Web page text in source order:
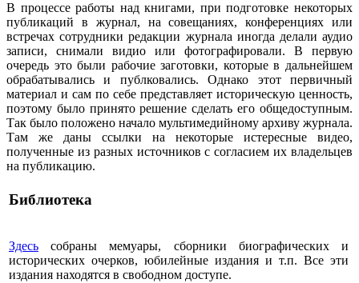
В процессе работы над книгами, при подготовке некоторых
публикаций в журнал, на совещаниях, конференциях или
встречах сотрудники редакции журнала иногда делали аудио
записи, снимали видио или фотографировали. В первую
очередь это были рабочие заготовки, которые в дальнейшем
обрабатывались и публковались. Однако этот первичный
материал и сам по себе представляет историческую ценность,
поэтому было принято решение сделать его общедоступным.
Так было положено начало мультимедийному архиву журнала.
Там же даны ссылки на некоторые истересные видео,
полученные из разных источников с согласием их владельцев
на публикацию.
Библиотека
Здесь собраны мемуары, сборники биографических и
исторических очерков, юбилейные издания и т.п. Все эти
издания находятся в свободном доступе.